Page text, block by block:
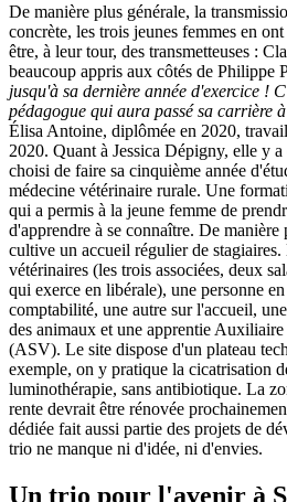
De manière plus générale, la
concrète, les trois jeunes femmes en
être, à leur tour, des transmetteuses :
beaucoup appris aux côtés de Philippe
jusqu'à sa dernière année d'exercice !
pédagogue qui aura passé sa carrière
Élisa Antoine, diplômée en 2020,
2020. Quant à Jessica Dépigny, elle y a
choisi de faire sa cinquième année
médecine vétérinaire rurale. Une
qui a permis à la jeune femme de
d'apprendre à se connaître. De manière
cultive un accueil régulier de
vétérinaires (les trois associées, deux
qui exerce en libérale), une personne
comptabilité, une autre sur l'accueil,
des animaux et une apprentie
(ASV). Le site dispose d'un plateau
exemple, on y pratique la cicatrisation
luminothérapie, sans antibiotique. La
rente devrait être rénovée
dédiée fait aussi partie des projets de
trio ne manque ni d'idée, ni d'envies.
Un trio pour l'avenir à